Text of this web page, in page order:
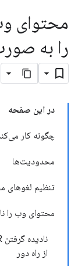
را به
در این صفحه
چگونه کار
محدودیت‌ها
تنظیم لغوهای
محتوای وب را
از راه دور